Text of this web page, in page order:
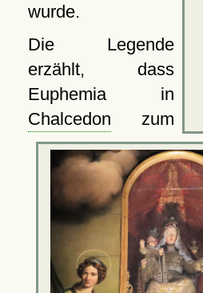
wurde.
Die Legende
erzählt, dass
Euphemia in
Chalcedon zum